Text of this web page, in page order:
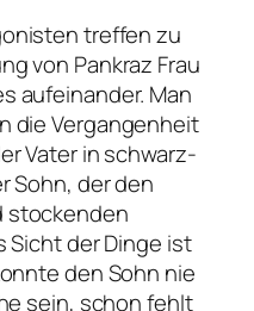
treffen zu
von Pankraz Frau
aufeinander. Man
die Vergangenheit
Vater in schwarz-
Sohn, der den
stockenden
Sicht der Dinge ist
den Sohn nie
sein, schon fehlt